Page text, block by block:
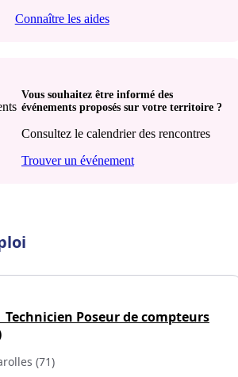
Connaître les aides
Vous souhaitez être informé des
événements proposés sur votre territoire ?
Consultez le calendrier des rencontres
Trouver un événement
Technicien Poseur de compteurs
(71)